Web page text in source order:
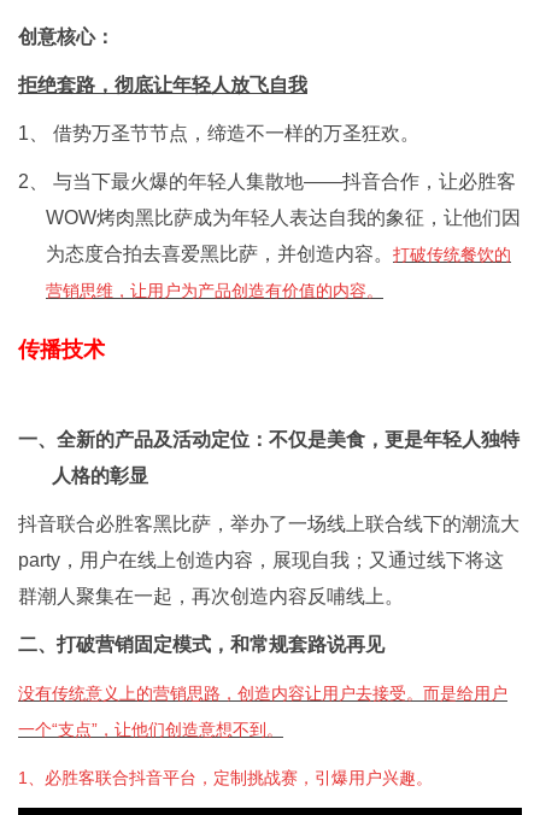
创意核心：
拒绝套路，彻底让年轻人放飞自我
1、 借势万圣节节点，缔造不一样的万圣狂欢。
2、 与当下最火爆的年轻人集散地——抖音合作，让必胜客
WOW烤肉黑比萨成为年轻人表达自我的象征，让他们因
为态度合拍去喜爱黑比萨，并创造内容。 打破传统餐饮的
营销思维，让用户为产品创造有价值的内容。
传播技术
一、全新的产品及活动定位：不仅是美食，更是年轻人独特
人格的彰显
抖音联合必胜客黑比萨，举办了一场线上联合线下的潮流大
party，用户在线上创造内容，展现自我；又通过线下将这
群潮人聚集在一起，再次创造内容反哺线上。
二、打破营销固定模式，和常规套路说再见
没有传统意义上的营销思路，创造内容让用户去接受。而是给用户
一个“支点”，让他们创造意想不到。
1、必胜客联合抖音平台，定制挑战赛，引爆用户兴趣。